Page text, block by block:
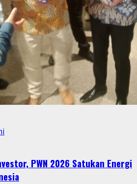
PWN 2026 Satukan Energi